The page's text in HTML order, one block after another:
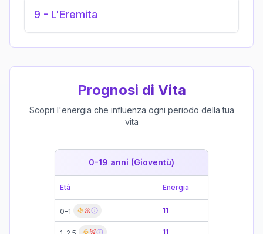
9 - L'Eremita
Prognosi di Vita
Scopri l'energia che influenza ogni periodo della tua
vita
0-19 anni (Gioventù)
Età Energia
0-1 11
11